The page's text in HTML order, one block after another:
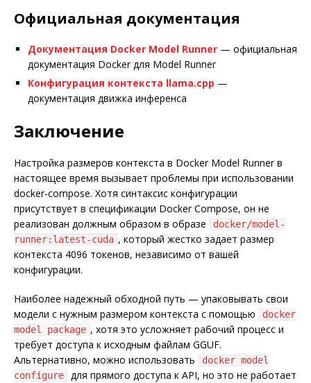
Официальная документация
Документация Docker Model Runner — официальная
документация Docker для Model Runner
Конфигурация контекста llama.cpp —
документация движка инференса
Заключение
Настройка размеров контекста в Docker Model Runner в
настоящее время вызывает проблемы при использовании
docker-compose. Хотя синтаксис конфигурации
присутствует в спецификации Docker Compose, он не
реализован должным образом в образе
docker/model-
runner:latest-cuda , который жестко задает размер
контекста 4096 токенов, независимо от вашей
конфигурации.
Наиболее надежный обходной путь — упаковывать свои
модели с нужным размером контекста с помощью
docker
model package , хотя это усложняет рабочий процесс и
требует доступа к исходным файлам GGUF.
Альтернативно, можно использовать
docker model
configure
для прямого доступа к API, но это не работает